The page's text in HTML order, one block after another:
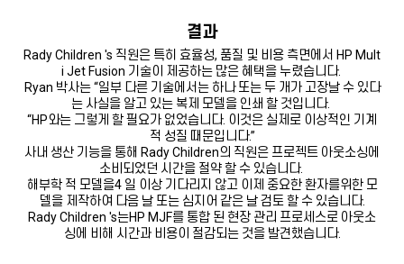
결과
Rady Children 's 직원은 특히 효율성, 품질 및 비용 측면에서 HP Mult
i Jet Fusion 기술이 제공하는 많은 혜택을 누렸습니다.
Ryan 박사는 “일부 다른 기술에서는 하나 또는 두 개가 고장날 수 있다
는 사실을 알고 있는 복제 모델을 인쇄 할 것입니다.
“HP와는 그렇게 할 필요가 없었습니다. 이것은 실제로 이상적인 기계
적 성질 때문입니다.”
사내 생산 기능을 통해 Rady Children의 직원은 프로젝트 아웃소싱에
소비되었던 시간을 절약 할 수 있습니다.
해부학 적 모델을4 일 이상 기다리지 않고 이제 중요한 환자를위한 모
델을 제작하여 다음 날 또는 심지어 같은 날 검토 할 수 있습니다.
Rady Children 's는HP MJF를 통합 된 현장 관리 프로세스로 아웃소
싱에 비해 시간과 비용이 절감되는 것을 발견했습니다.